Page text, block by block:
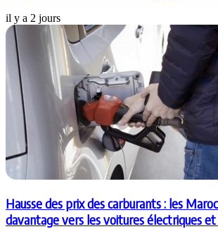
il y a 2 jours
Hausse des prix des carburants : les
davantage vers les voitures électriques